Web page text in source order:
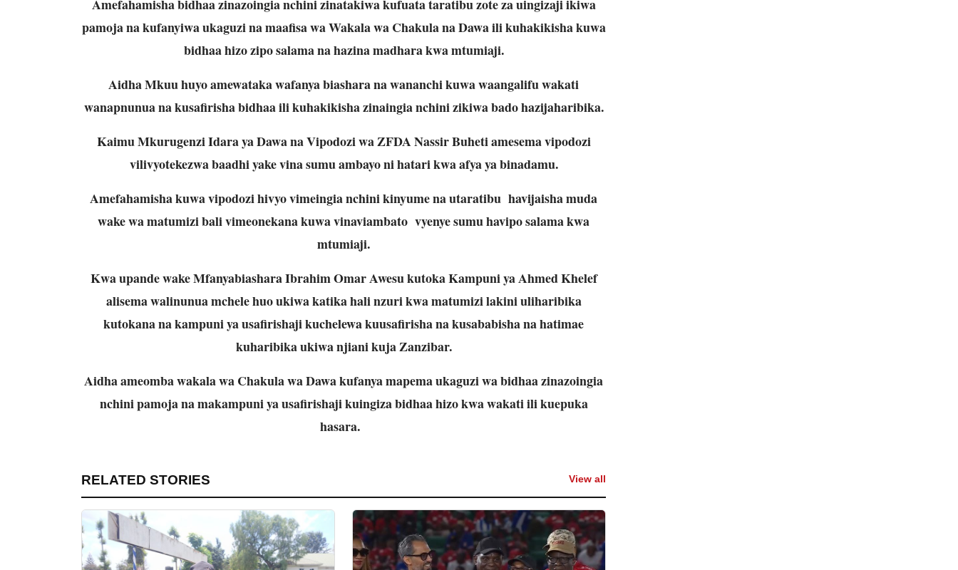
Amefahamisha bidhaa zinazoingia nchini zinatakiwa kufuata taratibu zote za uingizaji ikiwa
pamoja na kufanyiwa ukaguzi na maafisa wa Wakala wa Chakula na Dawa ili kuhakikisha kuwa
bidhaa hizo zipo salama na hazina madhara kwa mtumiaji.
Aidha Mkuu huyo amewataka wafanya biashara na wananchi kuwa waangalifu wakati
wanapnunua na kusafirisha bidhaa ili kuhakikisha zinaingia nchini zikiwa bado hazijaharibika.
Kaimu Mkurugenzi Idara ya Dawa na Vipodozi wa ZFDA Nassir Buheti amesema vipodozi
vilivyotekezwa baadhi yake vina sumu ambayo ni hatari kwa afya ya binadamu.
Amefahamisha kuwa vipodozi hivyo vimeingia nchini kinyume na utaratibu havijaisha muda
wake wa matumizi bali vimeonekana kuwa vinaviambato vyenye sumu havipo salama kwa
mtumiaji.
Kwa upande wake Mfanyabiashara Ibrahim Omar Awesu kutoka Kampuni ya Ahmed Khelef
alisema walinunua mchele huo ukiwa katika hali nzuri kwa matumizi lakini uliharibika
kutokana na kampuni ya usafirishaji kuchelewa kuusafirisha na kusababisha na hatimae
kuharibika ukiwa njiani kuja Zanzibar.
Aidha ameomba wakala wa Chakula wa Dawa kufanya mapema ukaguzi wa bidhaa zinazoingia
nchini pamoja na makampuni ya usafirishaji kuingiza bidhaa hizo kwa wakati ili kuepuka
hasara.
RELATED STORIES View all